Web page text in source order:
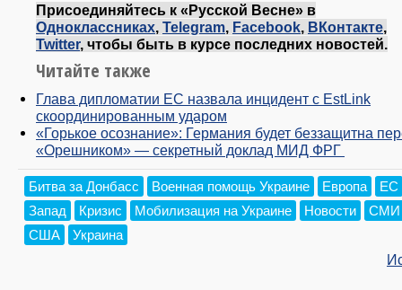
Присоединяйтесь к «Русской Весне» в
Одноклассниках, Telegram, Facebook, ВКонтакте,
Twitter, чтобы быть в курсе последних новостей.
Читайте также
Глава дипломатии ЕС назвала инцидент с EstLink
скоординированным ударом
«Горькое осознание»: Германия будет беззащитна
«Орешником» — секретный доклад МИД ФРГ
Битва за Донбасс Военная помощь Украине Европа
ЕС
Запад
Кризис Мобилизация на Украине Новости
СМИ
США
Украина